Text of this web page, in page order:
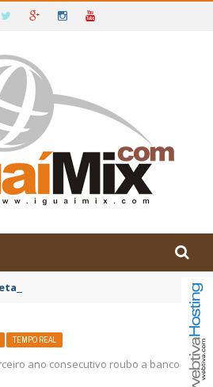
BAHIA
baianos representam o Brasil no
TEMPO REAL
ano consecutivo roubo a banco na